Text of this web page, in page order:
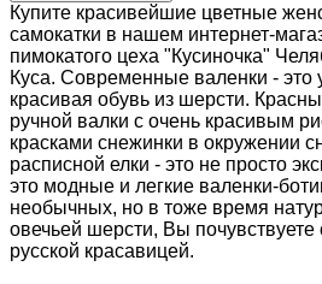
Купите красивейшие цветные
самокатки в нашем интернет-
пимокатого цеха "Кусиночка"
Куса. Современные валенки - это
красивая обувь из шерсти.
ручной валки с очень красивым
красками снежинки в окружении
расписной елки - это не просто
это модные и легкие валенки-
необычных, но в тоже время
овечьей шерсти, Вы
русской красавицей.